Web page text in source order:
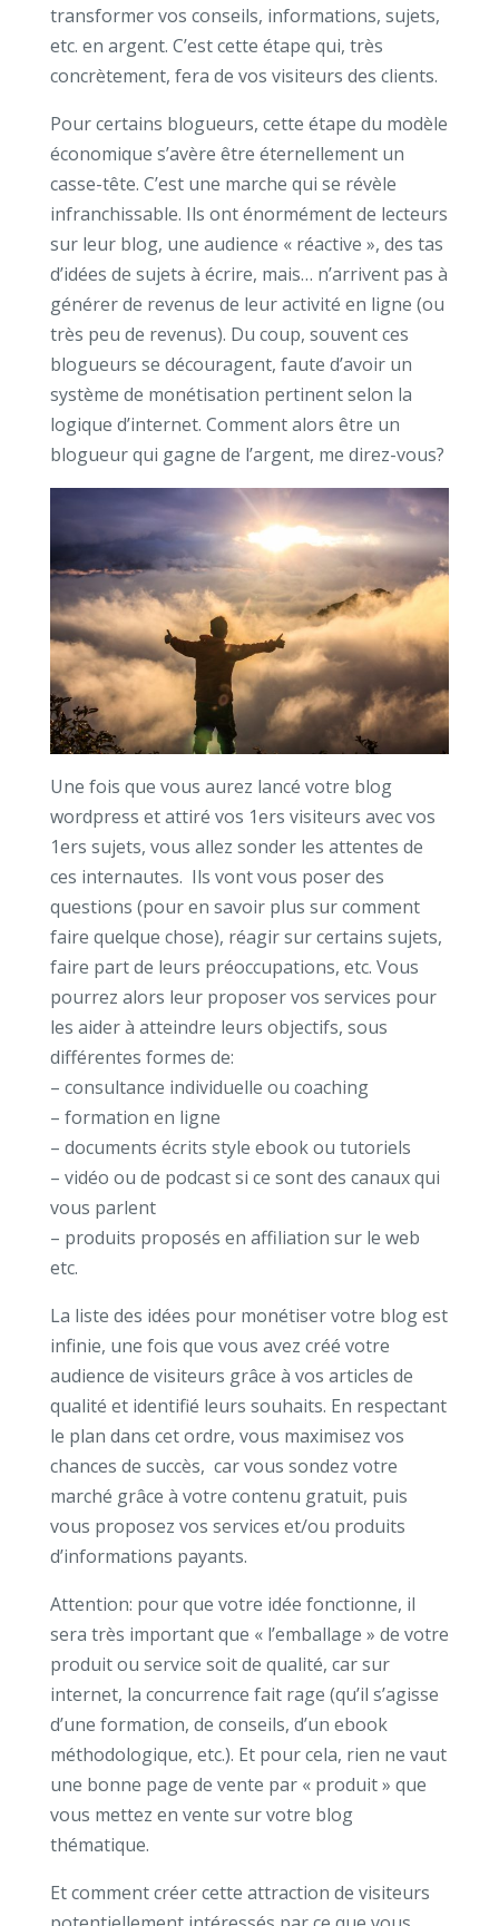
transformer vos conseils, informations, sujets,
etc. en argent. C’est cette étape qui, très
concrètement, fera de vos visiteurs des clients.
Pour certains blogueurs, cette étape du modèle
économique s’avère être éternellement un
casse-tête. C’est une marche qui se révèle
infranchissable. Ils ont énormément de lecteurs
sur leur blog, une audience « réactive », des tas
d’idées de sujets à écrire, mais… n’arrivent pas à
générer de revenus de leur activité en ligne (ou
très peu de revenus). Du coup, souvent ces
blogueurs se découragent, faute d’avoir un
système de monétisation pertinent selon la
logique d’internet. Comment alors être un
blogueur qui gagne de l’argent, me direz-vous?
Une fois que vous aurez lancé votre blog
wordpress et attiré vos 1ers visiteurs avec vos
1ers sujets, vous allez sonder les attentes de
ces internautes. Ils vont vous poser des
questions (pour en savoir plus sur comment
faire quelque chose), réagir sur certains sujets,
faire part de leurs préoccupations, etc. Vous
pourrez alors leur proposer vos services pour
les aider à atteindre leurs objectifs, sous
différentes formes de:
– consultance individuelle ou coaching
– formation en ligne
– documents écrits style ebook ou tutoriels
– vidéo ou de podcast si ce sont des canaux qui
vous parlent
– produits proposés en affiliation sur le web
etc.
La liste des idées pour monétiser votre blog est
infinie, une fois que vous avez créé votre
audience de visiteurs grâce à vos articles de
qualité et identifié leurs souhaits. En respectant
le plan dans cet ordre, vous maximisez vos
chances de succès, car vous sondez votre
marché grâce à votre contenu gratuit, puis
vous proposez vos services et/ou produits
d’informations payants.
Attention: pour que votre idée fonctionne, il
sera très important que « l’emballage » de votre
produit ou service soit de qualité, car sur
internet, la concurrence fait rage (qu’il s’agisse
d’une formation, de conseils, d’un ebook
méthodologique, etc.). Et pour cela, rien ne vaut
une bonne page de vente par « produit » que
vous mettez en vente sur votre blog
thématique.
Et comment créer cette attraction de visiteurs